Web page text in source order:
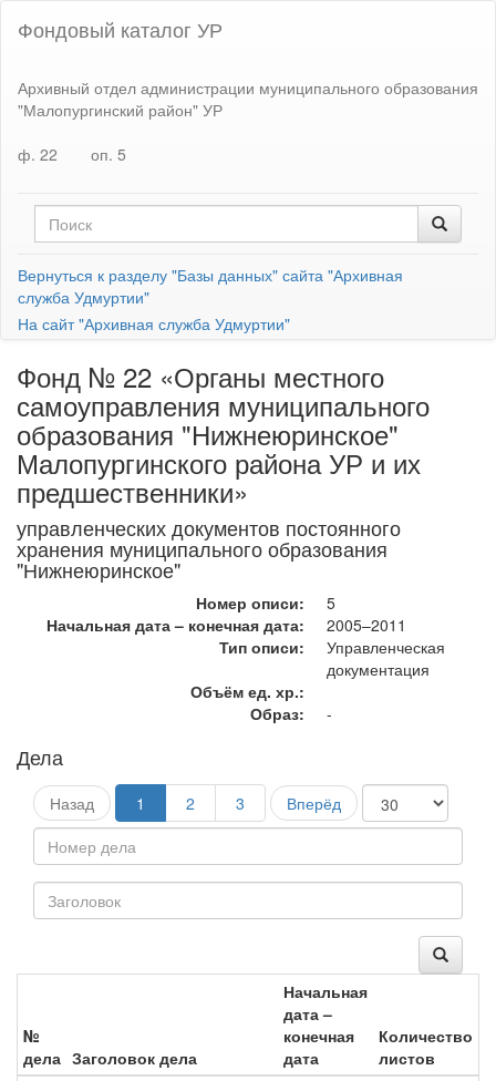
Фондовый каталог УР
Архивный отдел администрации муниципального образования
"Малопургинский район" УР
ф. 22
оп. 5
Вернуться к разделу "Базы данных" сайта "Архивная
служба Удмуртии"
На сайт "Архивная служба Удмуртии"
Фонд № 22 «Органы местного
самоуправления муниципального
образования "Нижнеюринское"
Малопургинского района УР и их
предшественники»
управленческих документов постоянного
хранения муниципального образования
"Нижнеюринское"
Номер описи:
5
Начальная дата – конечная дата:
2005–2011
Тип описи:
Управленческая
документация
Объём ед. хр.:
Образ:
-
Дела
Назад 1 2 3 Вперёд
№
дела Заголовок дела
Начальная
дата –
конечная
дата
Количество
листов